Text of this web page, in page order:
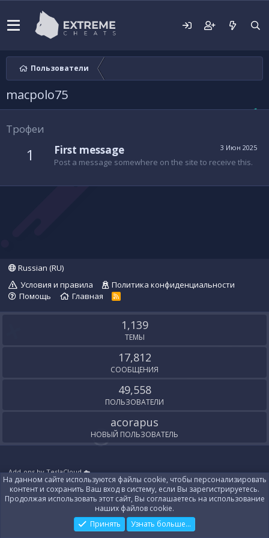
Пользователи
macpolo75
Трофеи
1 3 Июн 2025
First message
Post a message somewhere on the site to receive this.
Russian (RU)
Условия и правила
Политика конфиденциальности
Помощь
Главная
R
S
1,139
ТЕМЫ
17,812
СООБЩЕНИЯ
49,558
ПОЛЬЗОВАТЕЛИ
acorapus
НОВЫЙ ПОЛЬЗОВАТЕЛЬ
Add-ons by TeslaCloud ☁️
Локализация отXenForo.Info
Контакты
На данном сайте используются файлы cookie, чтобы персонализировать
контент и сохранить Ваш вход в систему, если Вы зарегистрируетесь.
Продолжая использовать этот сайт, Вы соглашаетесь на использование
наших файлов cookie.
Принять
Узнать больше...